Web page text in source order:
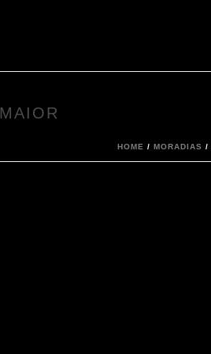
HOME / MORADIAS /